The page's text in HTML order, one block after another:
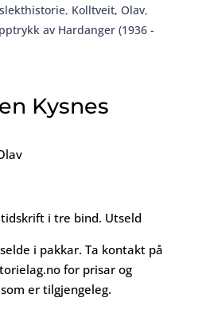
, Kolltveit, Olav,
av Hardanger (1936 -
Kysnes
i tre bind. Utseld
i pakkar. Ta kontakt på
for prisar og
er tilgjengeleg.